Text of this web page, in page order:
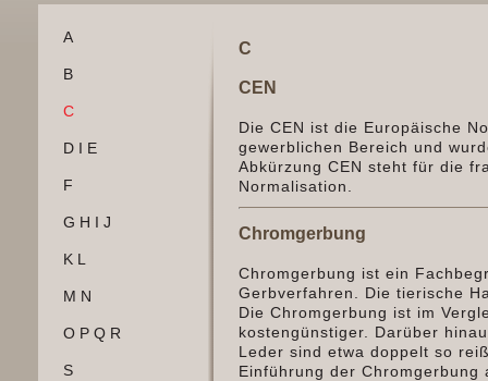
A
B
C
D I E
F
G H I J
K L
M N
O P Q R
S
C
CEN
Die CEN ist die Europäische
gewerblichen Bereich und
Abkürzung CEN steht für die
Normalisation.
Chromgerbung
Chromgerbung ist ein
Gerbverfahren. Die tierische
Die Chromgerbung ist im
kostengünstiger. Darüber
Leder sind etwa doppelt so
Einführung der